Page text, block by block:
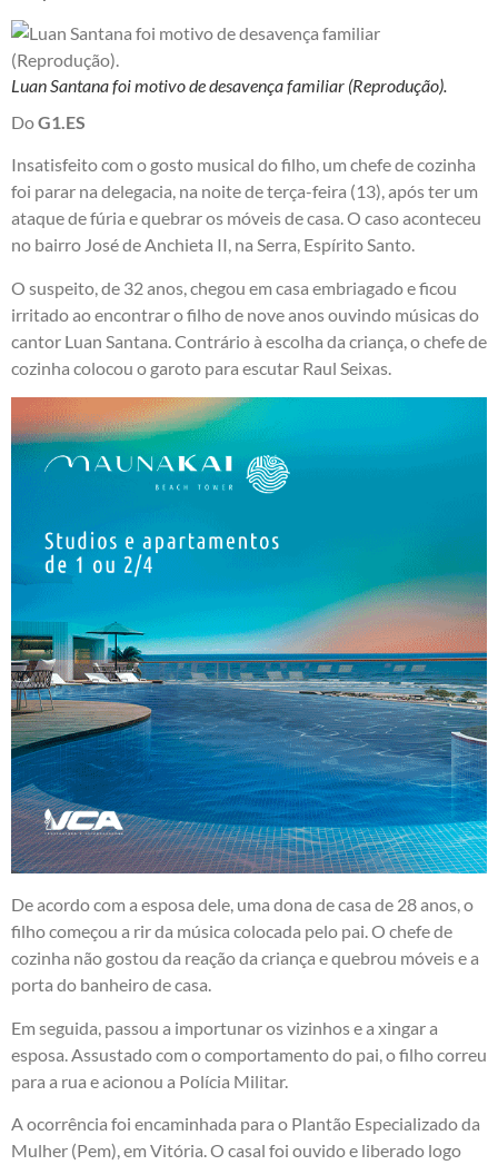
Luan Santana foi motivo de desavença familiar (Reprodução).
DoG1.ES
Insatisfeito com o gosto musical do filho, um chefe de cozinha
foi parar na delegacia, na noite de terça-feira (13), após ter um
ataque de fúria e quebrar os móveis de casa. O caso aconteceu
no bairro José de Anchieta II, na Serra, Espírito Santo.
O suspeito, de 32 anos, chegou em casa embriagado e ficou
irritado ao encontrar o filho de nove anos ouvindo músicas do
cantor Luan Santana. Contrário à escolha da criança, o chefe de
cozinha colocou o garoto para escutar Raul Seixas.
De acordo com a esposa dele, uma dona de casa de 28 anos, o
filho começou a rir da música colocada pelo pai. O chefe de
cozinha não gostou da reação da criança e quebrou móveis e a
porta do banheiro de casa.
Em seguida, passou a importunar os vizinhos e a xingar a
esposa. Assustado com o comportamento do pai, o filho correu
para a rua e acionou a Polícia Militar.
A ocorrência foi encaminhada para o Plantão Especializado da
Mulher (Pem), em Vitória. O casal foi ouvido e liberado logo